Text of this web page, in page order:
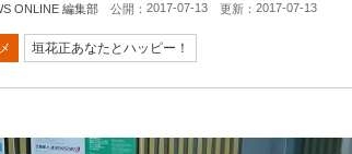
ONLINE 編集部 公開： 2017-07-13 更新： 2017-07-13
垣花正あなたとハッピー！